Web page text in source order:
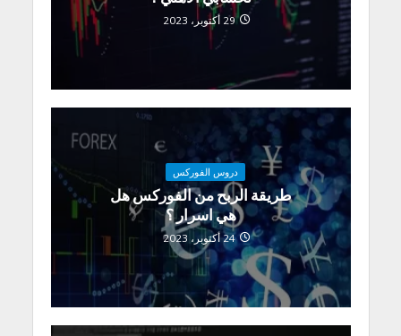
29 أكتوبر، 2023
دروس الفوركس
طريقة الربح من الفوركس هل
هي اسرار ؟
24 أكتوبر، 2023